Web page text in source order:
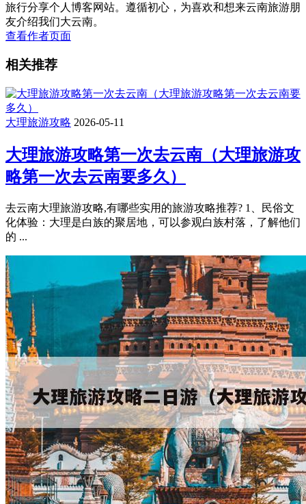
旅行分享个人博客网站。遵循初心，为喜欢和想来云南旅游朋
友介绍我们大云南。
查看作者页面
相关推荐
大理旅游攻略 2026-05-11
大理旅游攻略第一次去云南（大理旅游攻
略第一次去云南要多久）
去云南大理旅游攻略,有哪些实用的旅游攻略推荐? 1、民俗文
化体验：大理是白族的聚居地，可以参观白族村落，了解他们
的 ...